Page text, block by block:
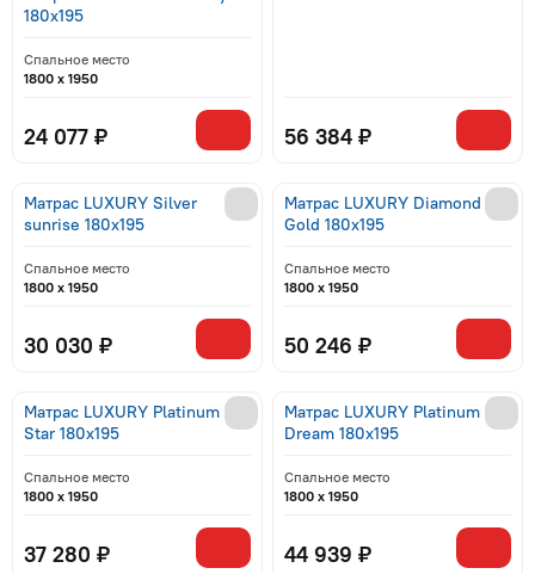
180x195
Спальное место
1800 x 1950
24 077 ₽ 56 384 ₽
Матрас LUXURY Silver
sunrise 180x195
Спальное место
1800 x 1950
30 030 ₽
Матрас LUXURY Diamond
Gold 180x195
Спальное место
1800 x 1950
50 246 ₽
Матрас LUXURY Platinum
Star 180x195
Спальное место
1800 x 1950
37 280 ₽
Матрас LUXURY Platinum
Dream 180x195
Спальное место
1800 x 1950
44 939 ₽